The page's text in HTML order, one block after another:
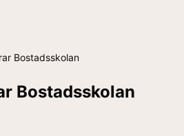
Bostadsskolan
Bostadsskolan